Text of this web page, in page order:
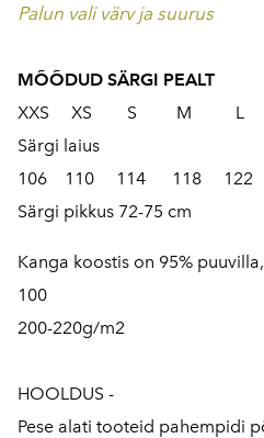
Palun vali värv ja suurus
MÕÕDUD SÄRGI PEALT
XXS XS S M L
Särgi laius
106 110 114 118
Särgi pikkus 72-75 cm
Kanga koostis on 95%
100
200-220g/m2
HOOLDUS -
Pese alati tooteid pahempidi